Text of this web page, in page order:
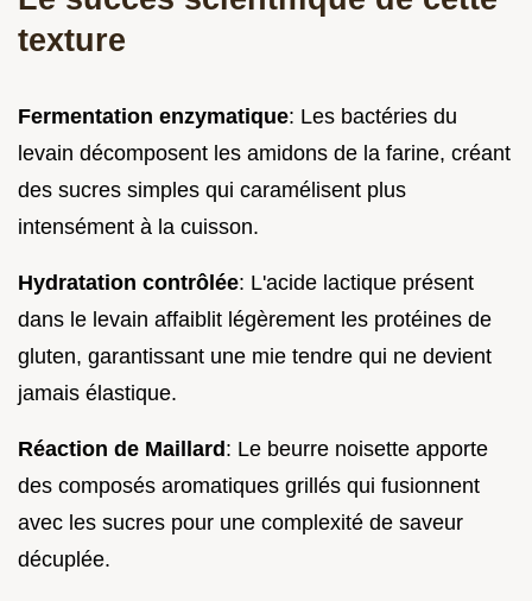
texture
Fermentation enzymatique: Les bactéries du
levain décomposent les amidons de la farine, créant
des sucres simples qui caramélisent plus
intensément à la cuisson.
Hydratation contrôlée: L'acide lactique présent
dans le levain affaiblit légèrement les protéines de
gluten, garantissant une mie tendre qui ne devient
jamais élastique.
Réaction de Maillard: Le beurre noisette apporte
des composés aromatiques grillés qui fusionnent
avec les sucres pour une complexité de saveur
décuplée.